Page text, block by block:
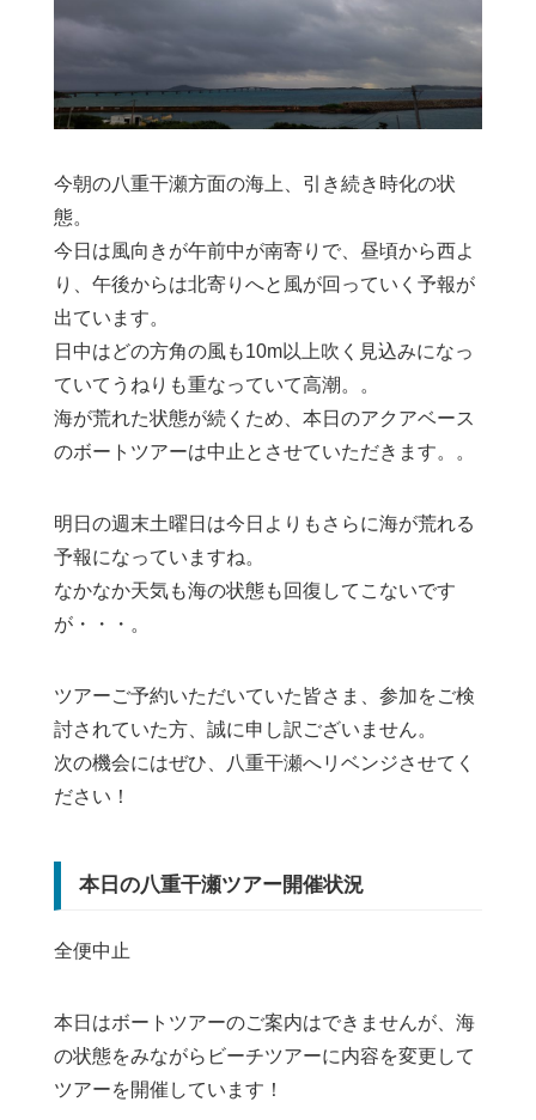
今朝の八重干瀬方面の海上、引き続き時化の状
態。
今日は風向きが午前中が南寄りで、昼頃から西よ
り、午後からは北寄りへと風が回っていく予報が
出ています。
日中はどの方角の風も10m以上吹く見込みになっ
ていてうねりも重なっていて高潮。。
海が荒れた状態が続くため、本日のアクアベース
のボートツアーは中止とさせていただきます。。
明日の週末土曜日は今日よりもさらに海が荒れる
予報になっていますね。
なかなか天気も海の状態も回復してこないです
が・・・。
ツアーご予約いただいていた皆さま、参加をご検
討されていた方、誠に申し訳ございません。
次の機会にはぜひ、八重干瀬へリベンジさせてく
ださい！
本日の八重干瀬ツアー開催状況
全便中止
本日はボートツアーのご案内はできませんが、海
の状態をみながらビーチツアーに内容を変更して
ツアーを開催しています！